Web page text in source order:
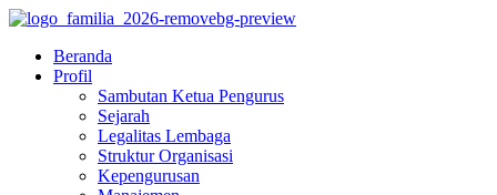
Beranda
Profil
Sambutan Ketua Pengurus
Sejarah
Legalitas Lembaga
Struktur Organisasi
Kepengurusan